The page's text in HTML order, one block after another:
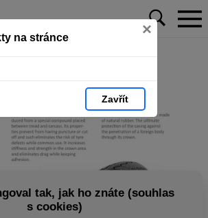
na stránce ×
Zavřít
tak, jak ho znáte (souhlas
s cookies)